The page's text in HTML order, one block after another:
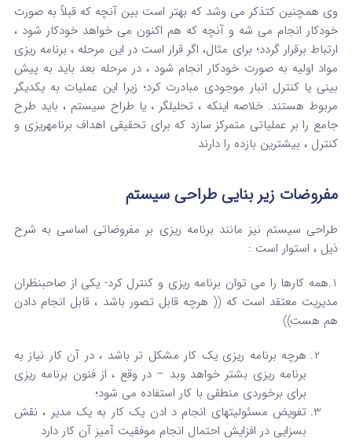
وی همچنین کتذکر می وشد که بهتر است بین آنچه که قبلاً به صورت
خودکار انجام می شه و آنچه که هم اکنون می خواهد خودکار شود ،
ارتباط برقرار گردد؛ برای مثال، اگر قرار است در این مرحله ، برنامه ریزی
مواد اولیه به صورت خودکار انجام شود ، در مرحله بعد باید به پیش
بینی یا کنترل انبار موجودی مبادرت کرد؛ زیرا این عملیات به یکدیگر
مربوط هستند. خلاصه اینکه ، تحلیلگر ، یا طراح سیستم ، باید طرح
جامع را بر عملیاتی متمرکز سازد که برای تحقیقی اهداف برنامهریزی و
کنترل ، بیشترین بازده را دارند
مفروضات زیر بنایی طراحی سیستم
طراحی سیستم نیز مانند برنامه ریزی بر مفروضاتی اساسی به شرح
ذیل ، استوار است :
1.همه کارها را می توان برنامه ریزی و کنترل کرد- یکی از صاحبنظران
مدیریت معتقد است که (( هرچه قابل تصور باشد ، قابل انجام دادن
هم هست))
هرچه برنامه ریزی یک کار مشکل تر باشد ، در آن کار نیاز به
برنامه ریزی بشتر خواهد وبد – در وقع ، از فنون برنامه ریزی
برای برخوردی منطقی با کار استفاده می شود؛
تفویض مسئولیتهای انجام د ادن یک کار به یک مدیر ، نقش
بسزایی در افزایش احتمال انجام موفقیت آمیز آن کار دارد